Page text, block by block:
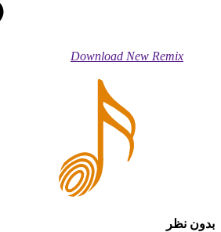
Download New Remix
بدون نظر